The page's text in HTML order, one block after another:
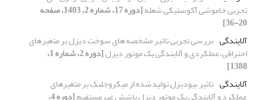
تجربی خاموشی آکوستیکی شعله [دوره 17، شماره 2، 1403، صفحه
20-36]
آلایندگی بررسی تجربی تاثیر مشخصه­ های سوخت دیزل بر متغیرهای
احتراقی،عملکردی و آلایندگی یک موتور دیزل [دوره 2، شماره 1،
1388]
آلایندگی تاثیر بیودیزل تولید‌شده از میکروجلبک بر متغیرهای
عملکرد و آلایندگی یک موتور دیزل پاشش غیرمستقیم [دوره 4،